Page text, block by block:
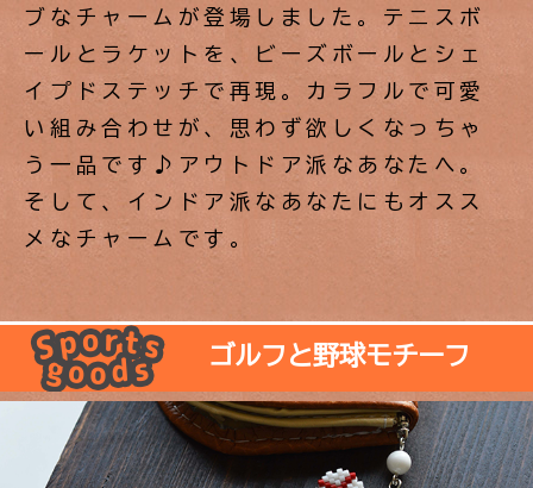
ブなチャームが登場しました。テニスボ
ールとラケットを、ビーズボールとシェ
イプドステッチで再現。カラフルで可愛
い組み合わせが、思わず欲しくなっちゃ
う一品です♪アウトドア派なあなたへ。
そして、インドア派なあなたにもオスス
メなチャームです。
ゴルフと野球モチーフ